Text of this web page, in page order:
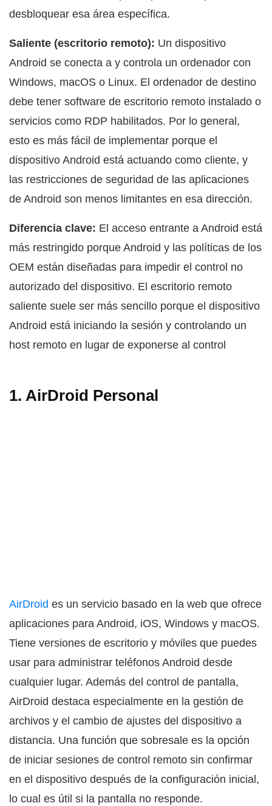
desbloquear esa área específica.
Saliente (escritorio remoto): Un dispositivo
Android se conecta a y controla un ordenador con
Windows, macOS o Linux. El ordenador de destino
debe tener software de escritorio remoto instalado o
servicios como RDP habilitados. Por lo general,
esto es más fácil de implementar porque el
dispositivo Android está actuando como cliente, y
las restricciones de seguridad de las aplicaciones
de Android son menos limitantes en esa dirección.
Diferencia clave: El acceso entrante a Android está
más restringido porque Android y las políticas de los
OEM están diseñadas para impedir el control no
autorizado del dispositivo. El escritorio remoto
saliente suele ser más sencillo porque el dispositivo
Android está iniciando la sesión y controlando un
host remoto en lugar de exponerse al control
1. AirDroid Personal
AirDroid es un servicio basado en la web que ofrece
aplicaciones para Android, iOS, Windows y macOS.
Tiene versiones de escritorio y móviles que puedes
usar para administrar teléfonos Android desde
cualquier lugar. Además del control de pantalla,
AirDroid destaca especialmente en la gestión de
archivos y el cambio de ajustes del dispositivo a
distancia. Una función que sobresale es la opción
de iniciar sesiones de control remoto sin confirmar
en el dispositivo después de la configuración inicial,
lo cual es útil si la pantalla no responde.